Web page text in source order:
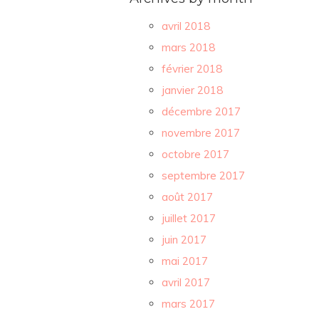
avril 2018
mars 2018
février 2018
janvier 2018
décembre 2017
novembre 2017
octobre 2017
septembre 2017
août 2017
juillet 2017
juin 2017
mai 2017
avril 2017
mars 2017